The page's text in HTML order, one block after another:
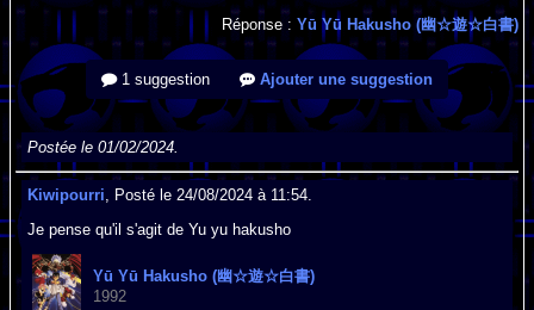
Réponse : Yū Yū Hakusho (幽☆遊☆白書)
1 suggestion Ajouter une suggestion
Postée le 01/02/2024.
Kiwipourri, Posté le 24/08/2024 à 11:54.
Je pense qu'il s'agit de Yu yu hakusho
Yū Yū Hakusho (幽☆遊☆白書)
1992